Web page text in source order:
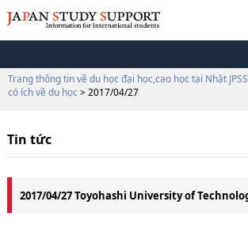
Trang thông tin về du học đại học,cao học tại Nhật JPSS
có ích về du học > 2017/04/27
Tin tức
2017/04/27 Toyohashi University of